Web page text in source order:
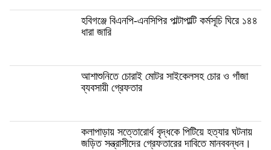
হবিগঞ্জে বিএনপি-এনসিপির পাল্টাপাল্টি কর্মসূচি ঘিরে ১৪৪
ধারা জারি
আশাশুনিতে চোরাই মোটর সাইকেলসহ চোর ও গাঁজা
ব্যবসায়ী গ্রেফতার
কলাপাড়ায় সত্তোরোর্ধ বৃদ্ধকে পিটিয়ে হত্যার ঘটনায়
জড়িত সন্ত্রাসীদের গ্রেফতারের দাবিতে মানববন্ধন।